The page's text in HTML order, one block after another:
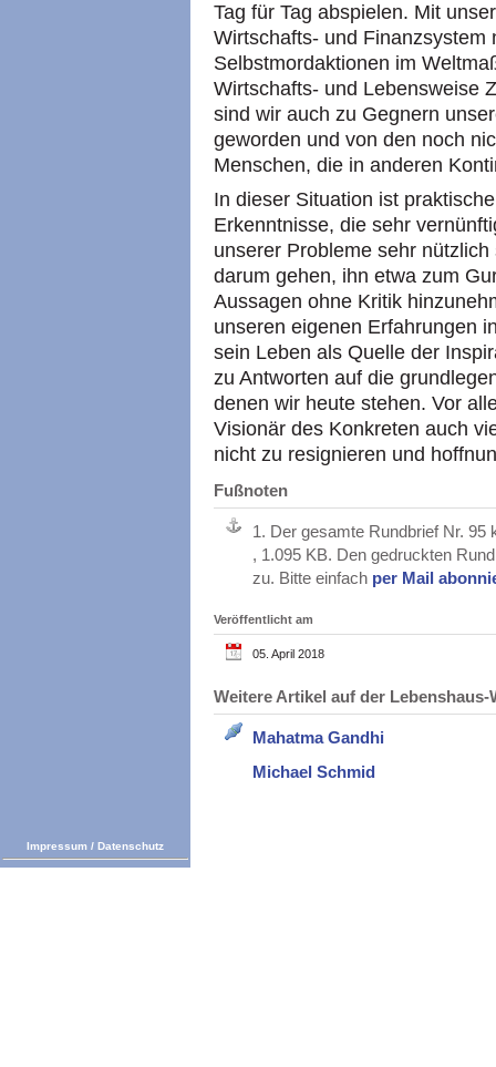
Tag für Tag abspielen. Mit
Wirtschafts- und Finanzsystem
Selbstmordaktionen im
Wirtschafts- und Lebensweise
sind wir auch zu Gegnern
geworden und von den noch
Menschen, die in anderen
In dieser Situation ist
Erkenntnisse, die sehr
unserer Probleme sehr
darum gehen, ihn etwa zum
Aussagen ohne Kritik
unseren eigenen Erfahrungen
sein Leben als Quelle der
zu Antworten auf die
denen wir heute stehen. Vor
Visionär des Konkreten auch
nicht zu resignieren und
Fußnoten
1. Der gesamte Rundbrief Nr. 95
, 1.095 KB. Den gedruckten
zu. Bitte einfach per Mail
Veröffentlicht am
05. April 2018
Weitere Artikel auf der
Mahatma Gandhi
Michael Schmid
Impressum / Datenschutz